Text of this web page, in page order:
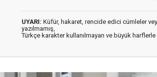
UYARI: Küfür, hakaret, rencide edici cümleler
yazılmamış,
Türkçe karakter kullanılmayan ve büyük